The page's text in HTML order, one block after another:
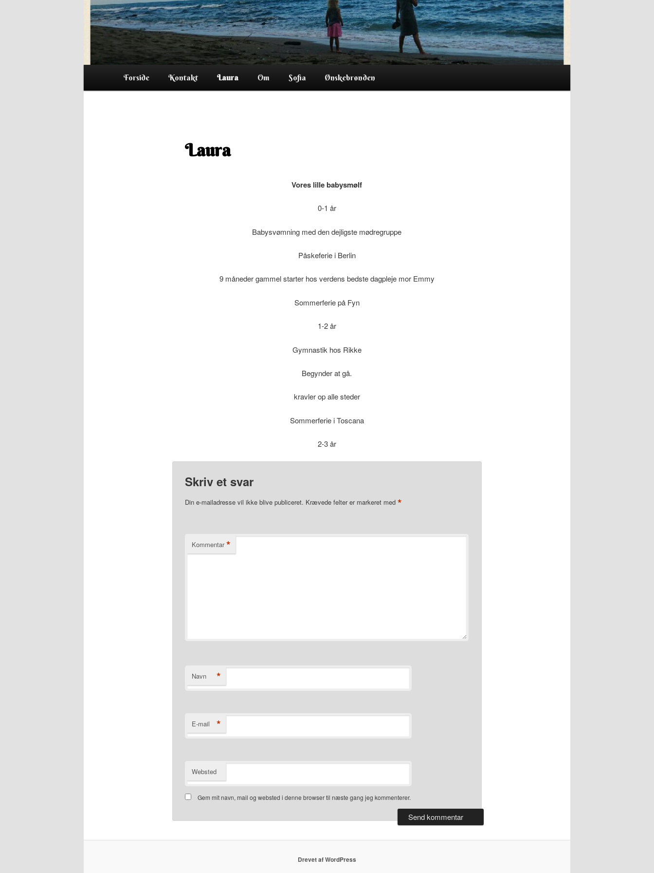
Forside Kontakt Laura Om Sofia Ønskebrønden
Laura
Vores lille babysmølf
0-1 år
Babysvømning med den dejligste mødregruppe
Påskeferie i Berlin
9 måneder gammel starter hos verdens bedste dagpleje mor Emmy
Sommerferie på Fyn
1-2 år
Gymnastik hos Rikke
Begynder at gå.
kravler op alle steder
Sommerferie i Toscana
2-3 år
Skriv et svar
Din e-mailadresse vil ikke blive publiceret. Krævede felter er markeret med *
Kommentar *
Navn *
E-mail *
Websted
Gem mit navn, mail og websted i denne browser til næste gang jeg kommenterer.
Drevet af WordPress